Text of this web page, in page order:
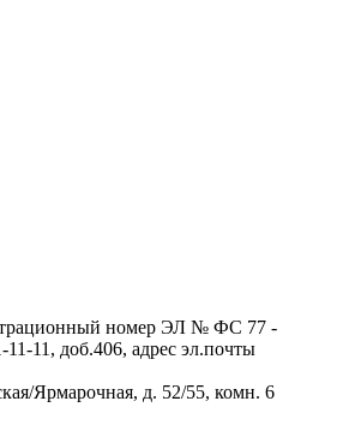
номер ЭЛ № ФС 77 -
11, доб.406, адрес эл.почты
Ярмарочная, д. 52/55, комн. 6